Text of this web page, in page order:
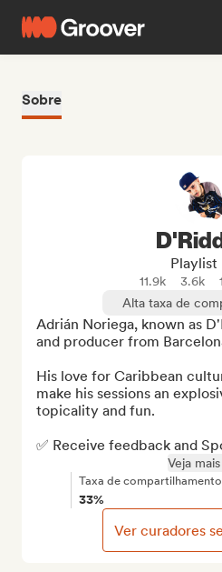
Sobre
Playlist
11.9k 3.6k
Alta taxa de
Adrián Noriega, known as
and producer from
His love for Caribbean
make his sessions an
topicality and fun.
✅ Receive feedback and
Veja mais
Taxa de compartilhamento
33%
Ver curadores